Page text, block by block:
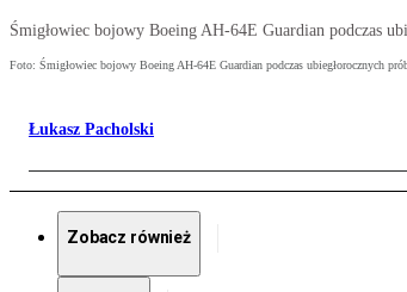
Śmigłowiec bojowy Boeing AH-64E Guardian podczas
Foto: Śmigłowiec bojowy Boeing AH-64E Guardian podczas ubiegłorocznych
Łukasz Pacholski
Zobacz również